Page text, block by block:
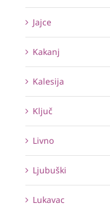
Jajce
Kakanj
Kalesija
Ključ
Livno
Ljubuški
Lukavac